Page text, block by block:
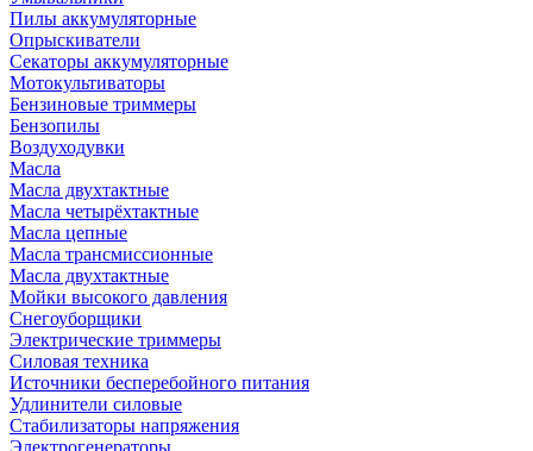
Пилы аккумуляторные
Опрыскиватели
Секаторы аккумуляторные
Мотокультиваторы
Бензиновые триммеры
Бензопилы
Воздуходувки
Масла
Масла двухтактные
Масла четырёхтактные
Масла цепные
Масла трансмиссионные
Масла двухтактные
Мойки высокого давления
Снегоуборщики
Электрические триммеры
Силовая техника
Источники бесперебойного питания
Удлинители силовые
Стабилизаторы напряжения
Электрогенераторы